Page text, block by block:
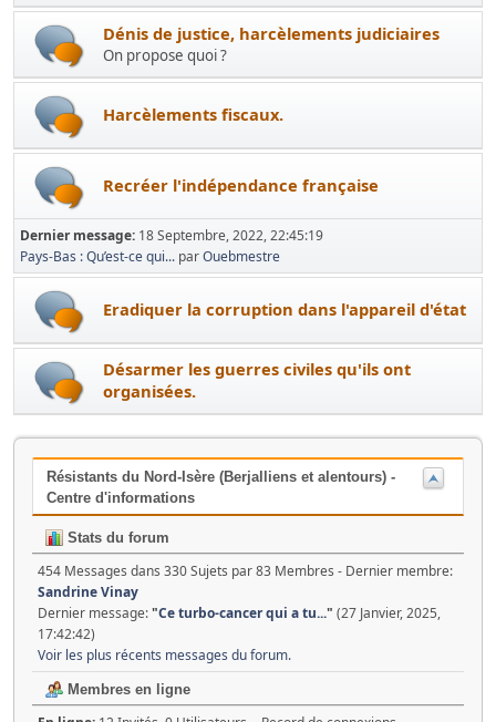
Dénis de justice, harcèlements judiciaires
On propose quoi ?
Harcèlements fiscaux.
Recréer l'indépendance française
Dernier message: 18 Septembre, 2022, 22:45:19
Pays-Bas : Qu’est-ce qui... parOuebmestre
Eradiquer la corruption dans l'appareil d'état
Désarmer les guerres civiles qu'ils ont
organisées.
Résistants du Nord-Isère (Berjalliens et alentours) -
Centre d'informations
Stats du forum
454 Messages dans 330 Sujets par 83 Membres - Dernier membre:
Sandrine Vinay
Dernier message:"Ce turbo-cancer qui a tu..." (27 Janvier, 2025,
17:42:42)
Voir les plus récents messages du forum.
Membres en ligne